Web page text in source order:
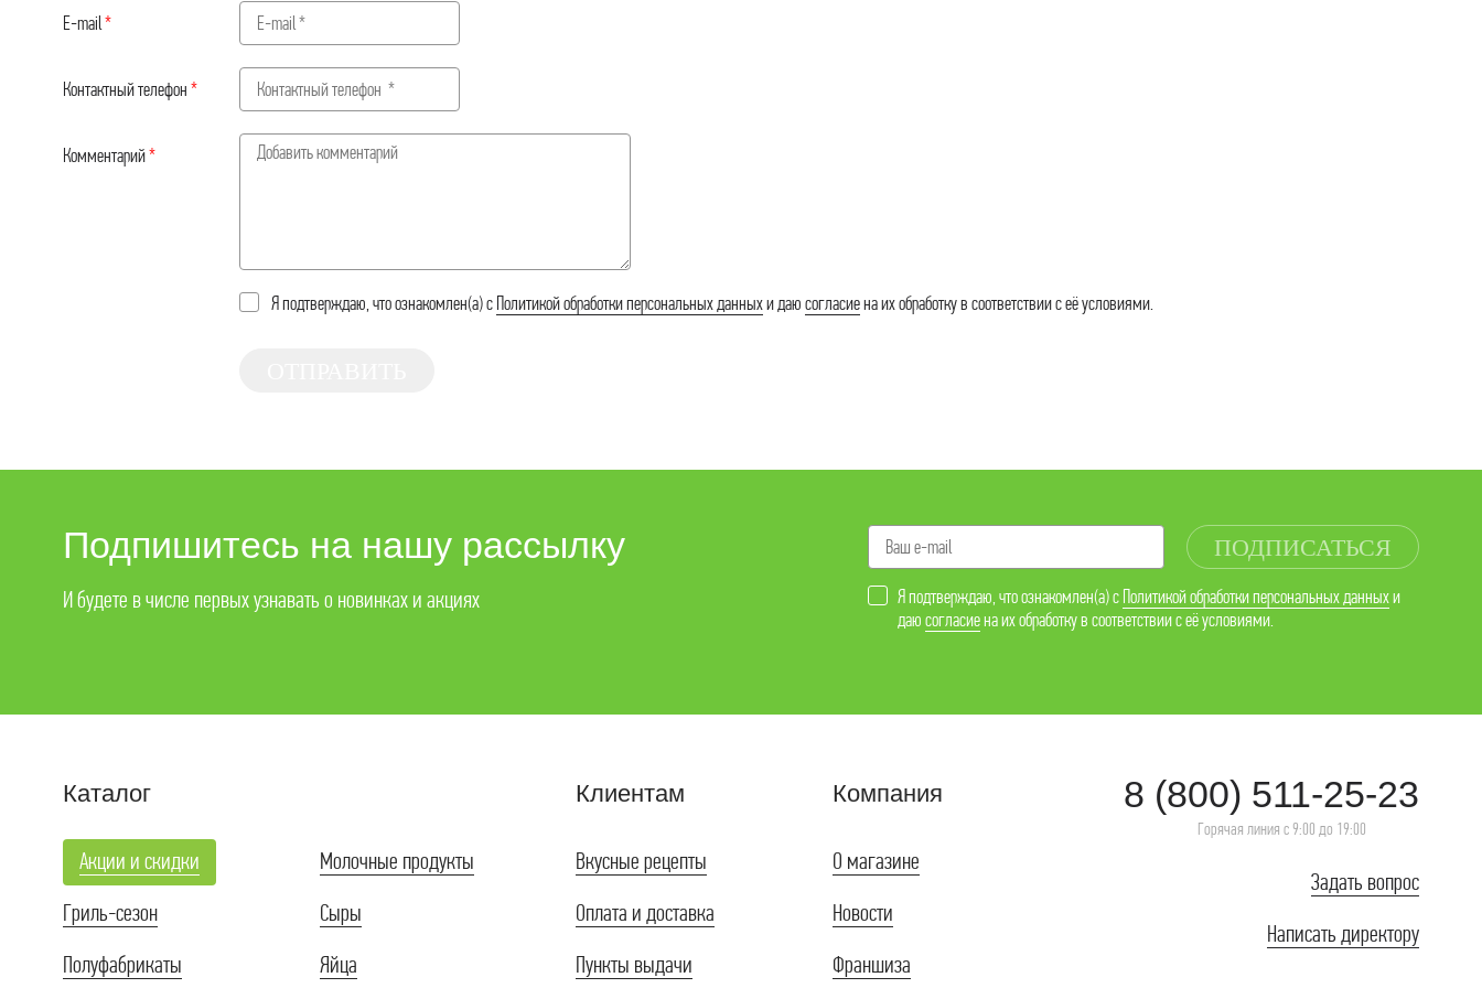
Сыры
Сметана, творог, кефир
Макароны, крупы
Напитки
E-mail*
Контактный телефон *
Комментарий*
Я подтверждаю, что ознакомлен(а) с Политикой обработки персональных данныхи даю согласиена их обработку в соответствии с её условиями.
Подпишитесь на нашу рассылку
И будете в числе первых узнавать о новинках и акциях
ПОДПИСАТЬСЯ
Я подтверждаю, что ознакомлен(а) с Политикой обработки персональных данныхи
даю согласиена их обработку в соответствии с её условиями.
Каталог
Акции и скидки
Молочные продукты
Гриль-сезон
Сыры
Полуфабрикаты
Яйца
Клиентам
Вкусные рецепты
Оплата и доставка
Пункты выдачи
Компания
О магазине
Новости
Франшиза
8 (800) 511-25-23
Горячая линия с 9:00 до 19:00
Задать вопрос
Написать директору